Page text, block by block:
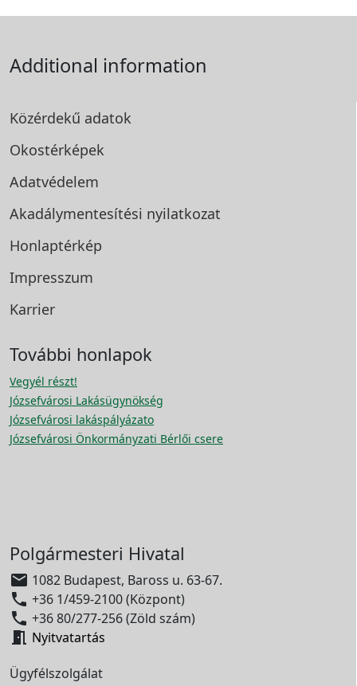
Additional information
Közérdekű adatok
Okostérképek
Adatvédelem
Akadálymentesítési nyilatkozat
Honlaptérkép
Impresszum
Karrier
További honlapok
Vegyél részt!
Józsefvárosi Lakásügynökség
Józsefvárosi lakáspályázato
Józsefvárosi Önkormányzati Bérlői csere
Polgármesteri Hivatal
 1082 Budapest, Baross u. 63-67.
 +36 1/459-2100 (Központ)
 +36 80/277-256 (Zöld szám)
 Nyitvatartás
Ügyfélszolgálat